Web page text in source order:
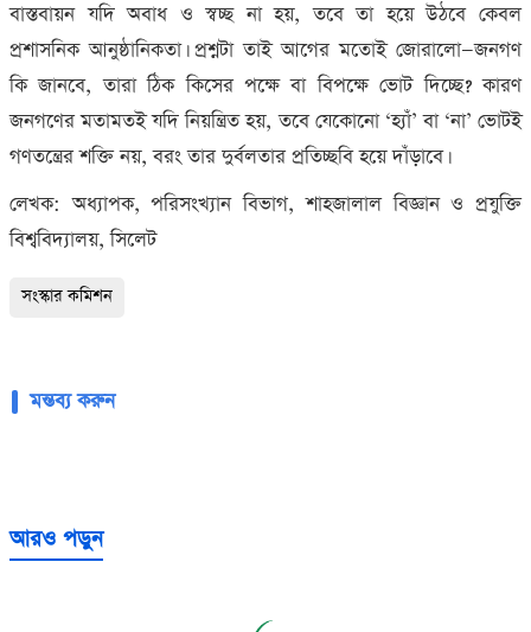
বাস্তবায়ন যদি অবাধ ও স্বচ্ছ না হয়,তবে তা হয়ে উঠবে কেবল
প্রশাসনিক আনুষ্ঠানিকতা। প্রশ্নটা তাই আগের মতোই জোরালো—জনগণ
কি জানবে,তারা ঠিক কিসের পক্ষে বা বিপক্ষে ভোট দিচ্ছে?কারণ
জনগণের মতামতই যদি নিয়ন্ত্রিত হয়,তবে যেকোনো ‘হ্যাঁ’ বা ‘না’ ভোটই
গণতন্ত্রের শক্তি নয়,বরং তার দুর্বলতার প্রতিচ্ছবি হয়ে দাঁড়াবে।
লেখক: অধ্যাপক,পরিসংখ্যান বিভাগ,শাহজালাল বিজ্ঞান ও প্রযুক্তি
বিশ্ববিদ্যালয়,সিলেট
সংস্কার কমিশন
মন্তব্য করুন
আরও পড়ুন